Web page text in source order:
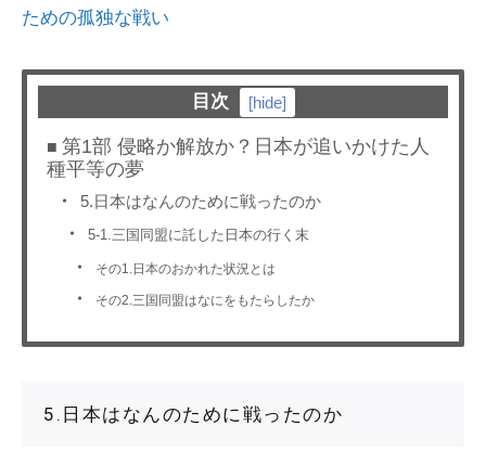
ための孤独な戦い
目次 [hide]
第1部 侵略か解放か？日本が追いかけた人
種平等の夢
5.日本はなんのために戦ったのか
5-1.三国同盟に託した日本の行く末
その1.日本のおかれた状況とは
その2.三国同盟はなにをもたらしたか
5.日本はなんのために戦ったのか